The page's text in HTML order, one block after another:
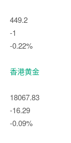
449.2
-1
-0.22%
香港黄金
18067.83
-16.29
-0.09%